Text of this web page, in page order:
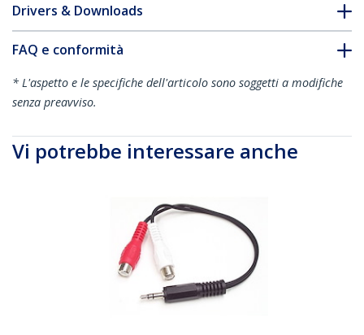
Drivers & Downloads
FAQ e conformità
* L'aspetto e le specifiche dell'articolo sono soggetti a modifiche
senza preavviso.
Vi potrebbe interessare anche